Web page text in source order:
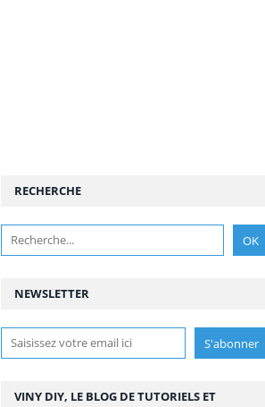
NEWSLETTER
RECHERCHE
VINY DIY, LE BLOG DE TUTORIELS ET